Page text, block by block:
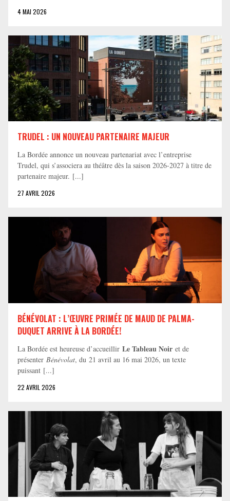
4 MAI 2026
TRUDEL : UN NOUVEAU PARTENAIRE MAJEUR
La Bordée annonce un nouveau partenariat avec l’entreprise
Trudel, qui s’associera au théâtre dès la saison 2026-2027 à titre de
partenaire majeur. [...]
27 AVRIL 2026
BÉNÉVOLAT : L’ŒUVRE PRIMÉE DE MAUD DE PALMA-
DUQUET ARRIVE À LA BORDÉE!
La Bordée est heureuse d’accueillir Le Tableau Noir et de
présenter Bénévolat, du 21 avril au 16 mai 2026, un texte
puissant [...]
22 AVRIL 2026